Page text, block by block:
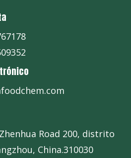
Road 200, distrito
China.310030